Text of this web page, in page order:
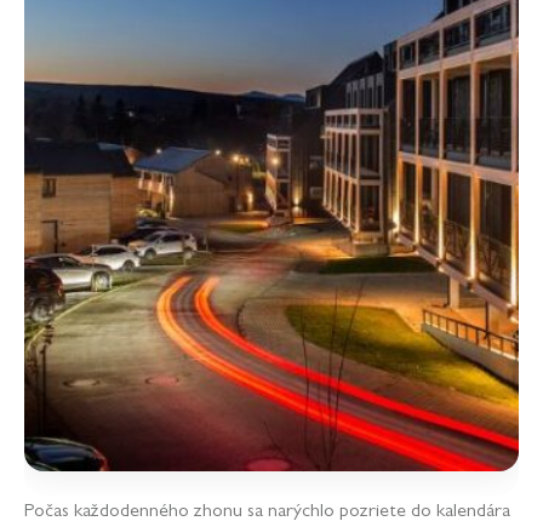
Počas každodenného zhonu sa narýchlo pozriete do kalendára